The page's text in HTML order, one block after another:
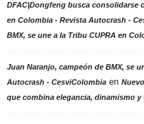
DFAC|Dongfeng busca consolidarse
en Colombia - Revista Autocrash -
BMX, se une a la Tribu CUPRA en
Juan Naranjo, campeón de BMX, se
Autocrash - CesviColombia en
que combina elegancia, dinamismo y